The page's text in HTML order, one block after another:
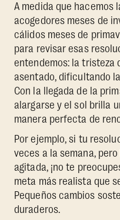
A medida que hacemos
acogedores meses de
cálidos meses de
para revisar esas
entendemos: la tristeza
asentado, dificultando
Con la llegada de la
alargarse y el sol brilla
manera perfecta de
Por ejemplo, si tu
veces a la semana,
agitada, ¡no te
meta más realista que
Pequeños cambios
duraderos.